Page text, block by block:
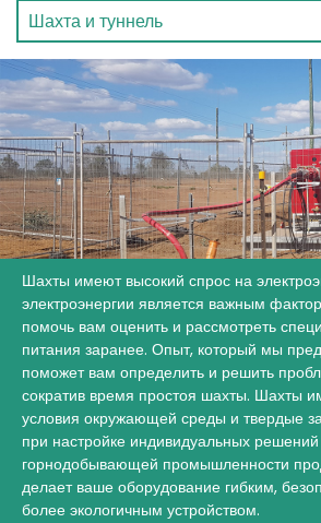
Шахты имеют высокий спрос на
электроэнергии является важным
помочь вам оценить и рассмотреть
питания заранее. Опыт, который мы
поможет вам определить и решить
сократив время простоя шахты. Шахты
условия окружающей среды и твердые
при настройке индивидуальных
горнодобывающей промышленности
делает ваше оборудование гибким,
более экологичным устройством.